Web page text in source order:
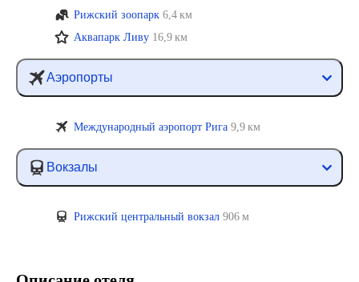
Рижский зоопарк 6,4 км
Аквапарк Ливу 16,9 км
Аэропорты
Международный аэропорт Рига 9,9 км
Вокзалы
Рижский центральный вокзал 906 м